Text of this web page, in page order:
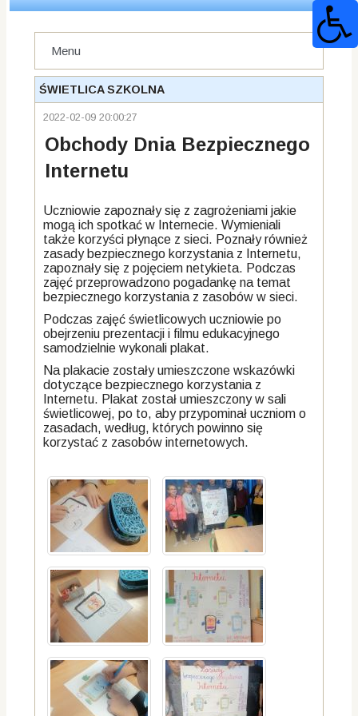
Menu
ŚWIETLICA SZKOLNA
2022-02-09 20:00:27
Obchody Dnia Bezpiecznego
Internetu
Uczniowie zapoznały się z zagrożeniami jakie
mogą ich spotkać w Internecie. Wymieniali
także korzyści płynące z sieci. Poznały również
zasady bezpiecznego korzystania z Internetu,
zapoznały się z pojęciem netykieta. Podczas
zajęć przeprowadzono pogadankę na temat
bezpiecznego korzystania z zasobów w sieci.
Podczas zajęć świetlicowych uczniowie po
obejrzeniu prezentacji i filmu edukacyjnego
samodzielnie wykonali plakat.
Na plakacie zostały umieszczone wskazówki
dotyczące bezpiecznego korzystania z
Internetu. Plakat został umieszczony w sali
świetlicowej, po to, aby przypominał uczniom o
zasadach, według, których powinno się
korzystać z zasobów internetowych.